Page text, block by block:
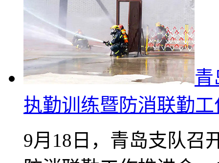
青
执勤训练暨防消联勤
9月18日，青岛支队召